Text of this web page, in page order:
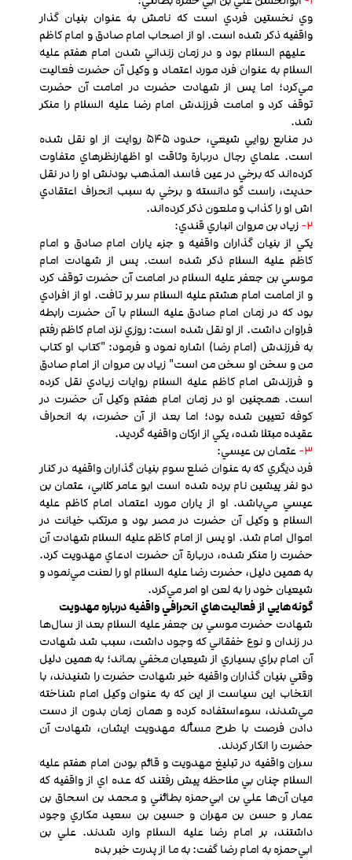
وي نخستين فردي است که نامش به عنوان بنيان گذار
واقفیه ذکر شده است. او از اصحاب امام صادق و امام کاظم
علیهم السلام بود و در زمان زنداني شدن امام هفتم عليه
السلام به عنوان فرد مورد اعتماد و وکيل آن حضرت فعاليت
مي‌كرد؛ اما پس از شهادت حضرت در امامت آن حضرت
توقف كرد و امامت فرزندش امام رضا عليه السلام را منکر
شد.
در منابع روايي شيعي، حدود 545 روايت از او نقل شده
است. علماي رجال دربارة وثاقت او اظهارنظرهاي متفاوت
كرده‌اند که برخي در عين فاسد المذهب بودنش او را در نقل
حديث، راست گو دانسته و برخي به سبب انحراف اعتقادي
اش او را کذاب و ملعون ذکر كرده‌اند.
2- زياد بن مروان انباري قندي:
يکي از بنيان گذاران واقفیه و جزء ياران امام صادق و امام
کاظم عليه السلام ذکر شده است. پس از شهادت امام
موسي بن جعفر عليه السلام در امامت آن حضرت توقف كرد
و از امامت امام هشتم عليه السلام سر بر تافت. او از افرادي
بود که در زمان امام صادق عليه السلام با آن حضرت رابطه
فراوان داشت. از او نقل شده است: روزي نزد امام کاظم رفتم
به فرزندش (امام رضا) اشاره نمود و فرمود: "کتاب او کتاب
من و سخن او سخن من است" زياد بن مروان از امام صادق
و فرزندش امام کاظم عليه السلام روايات زيادي نقل كرده
است. همچنين او در زمان امام هفتم وکيل آن حضرت در
کوفه تعيين شده بود؛ اما بعد از آن حضرت، به انحراف
عقيده مبتلا شده، يکي از ارکان واقفیه گرديد.
3- عثمان بن عيسي:
فرد ديگري که به عنوان ضلع سوم بنيان گذاران واقفیه در کنار
دو نفر پيشين نام برده شده است ابو عامر کلابي، عثمان بن
عيسي مي‌باشد. او از ياران مورد اعتماد امام کاظم عليه
السلام و وکيل آن حضرت در مصر بود و مرتکب خيانت در
اموال امام شد. او پس از امام کاظم عليه السلام شهادت آن
حضرت را منکر شده، دربارة آن حضرت ادعاي مهدويت كرد.
به همين دليل، حضرت رضا عليه السلام او را لعنت مي‌نمود و
شيعيان خود را به لعن او امر مي‌کرد.
گونه‌هايي از فعاليت‌هاي انحرافي واقفیه درباره مهدويت
شهادت حضرت موسي بن جعفر عليه السلام بعد از سال‌ها
در زندان و نوع خفقاني که وجود داشت، سبب شد شهادت
آن امام براي بسياري از شيعيان مخفي بماند؛ به همين دليل
وقتي بنيان گذاران واقفیه خبر شهادت حضرت را شنيدند، با
انتخاب اين سياست از اين که به عنوان وکيل امام شناخته
مي‌شدند، سوءاستفاده كرده و همان زمان بدون از دست
دادن فرصت با طرح مسأله مهدويت ايشان، شهادت آن
حضرت را انکار كردند.
سران واقفیه در تبليغ مهدويت و قائم بودن امام هفتم عليه
السلام چنان بي ملاحظه پيش رفتند که عده اي از واقفیه که
ميان آن‌ها علي بن ابي‌حمزه بطائني و محمد بن اسحاق بن
عمار و حسن بن مهران و حسين بن سعيد مکاري وجود
داشتند، بر امام رضا عليه السلام وارد شدند. علي بن
ابي‌حمزه به امام رضا گفت: به ما از پدرت خبر بده